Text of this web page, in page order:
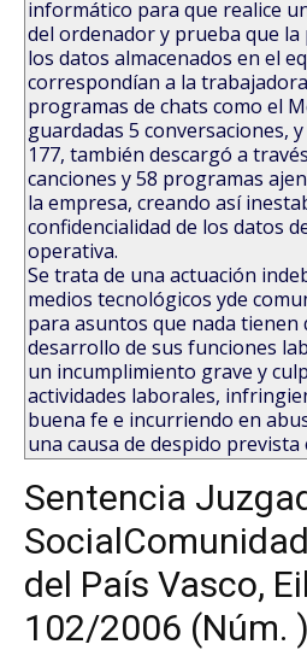
informático para que realice
del ordenador y prueba que la
los datos almacenados en el
correspondían a la
programas de chats como el
guardadas 5 conversaciones,
177, también descargó a
canciones y 58 programas
la empresa, creando así
confidencialidad de los datos
operativa.
Se trata de una actuación
medios tecnológicos yde
para asuntos que nada tienen
desarrollo de sus funciones
un incumplimiento grave y
actividades laborales,
buena fe e incurriendo en
una causa de despido prevista
Sentencia
del País Vasco,
102/2006 (Núm.